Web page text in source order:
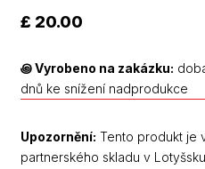
základě
hodnocení
£ 20.00
꩜Vyrobeno na zakázku:
dnů ke snížení nadprodukce
Upozornění: Tento produkt je
partnerského skladu v